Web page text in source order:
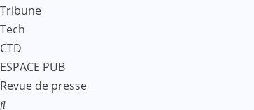
Tribune
Tech
CTD
ESPACE PUB
Revue de presse